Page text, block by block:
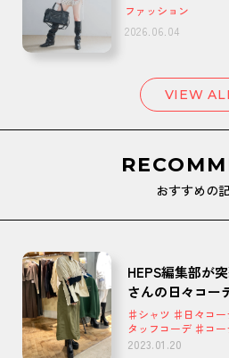
ファッション
2026.06.04
VIEW
おすすめの
HEPS編集部が
さんの日々コー
♯シャツ ♯日々コ
タッフコーデ ♯コー
2023.01.20